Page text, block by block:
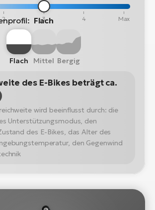
2 3 4 Max
Flach
Flach Mittel Bergig
des E-Bikes beträgt ca.
wird beeinflusst durch: die
Unterstützungsmodus, den
des E-Bikes, das Alter des
den Gegenwind